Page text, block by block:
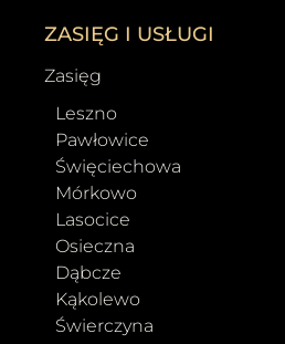
ZASIĘG I USŁUGI
Zasięg
Leszno
Pawłowice
Święciechowa
Mórkowo
Lasocice
Osieczna
Dąbcze
Kąkolewo
Świerczyna